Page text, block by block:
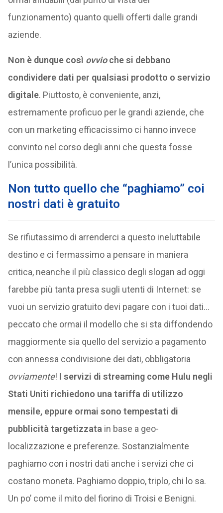
funzionamento) quanto quelli offerti dalle grandi
aziende.
Non è dunque così ovvioche si debbano
condividere dati per qualsiasi prodotto o servizio
digitale. Piuttosto, è conveniente, anzi,
estremamente proficuo per le grandi aziende, che
con un marketing efficacissimo ci hanno invece
convinto nel corso degli anni che questa fosse
l’unica possibilità.
Non tutto quello che “paghiamo” coi
nostri dati è gratuito
Se rifiutassimo di arrenderci a questo ineluttabile
destino e ci fermassimo a pensare in maniera
critica, neanche il più classico degli slogan ad oggi
farebbe più tanta presa sugli utenti di Internet: se
vuoi un servizio gratuito devi pagare con i tuoi dati…
peccato che ormai il modello che si sta diffondendo
maggiormente sia quello del servizio a pagamento
con annessa condivisione dei dati, obbligatoria
ovviamente! I servizi di streaming come Hulu negli
Stati Uniti richiedono una tariffa di utilizzo
mensile, eppure ormai sono tempestati di
pubblicità targetizzata in base a geo-
localizzazione e preferenze. Sostanzialmente
paghiamo con i nostri dati anche i servizi che ci
costano moneta. Paghiamo doppio, triplo, chi lo sa.
Un po’ come il mito del fiorino di Troisi e Benigni.